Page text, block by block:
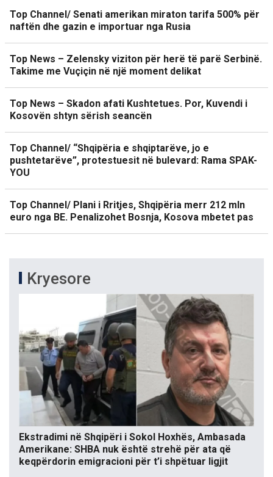
Top Channel/ Senati amerikan miraton tarifa 500% për
naftën dhe gazin e importuar nga Rusia
Top News – Zelensky viziton për herë të parë Serbinë.
Takime me Vuçiçin në një moment delikat
Top News – Skadon afati Kushtetues. Por, Kuvendi i
Kosovën shtyn sërish seancën
Top Channel/ “Shqipëria e shqiptarëve, jo e
pushtetarëve”, protestuesit në bulevard: Rama SPAK-
YOU
Top Channel/ Plani i Rritjes, Shqipëria merr 212 mln
euro nga BE. Penalizohet Bosnja, Kosova mbetet pas
Kryesore
Ekstradimi në Shqipëri i Sokol Hoxhës, Ambasada
Amerikane: SHBA nuk është strehë për ata që
keqpërdorin emigracioni për t’i shpëtuar ligjit